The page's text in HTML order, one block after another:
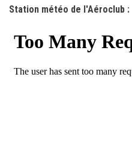
Station météo de l'Aéroclub :